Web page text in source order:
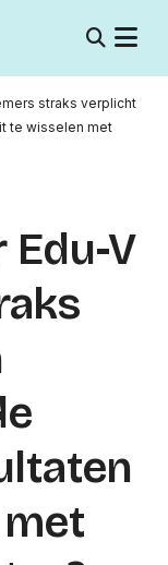
straks verplicht
te wisselen met
V